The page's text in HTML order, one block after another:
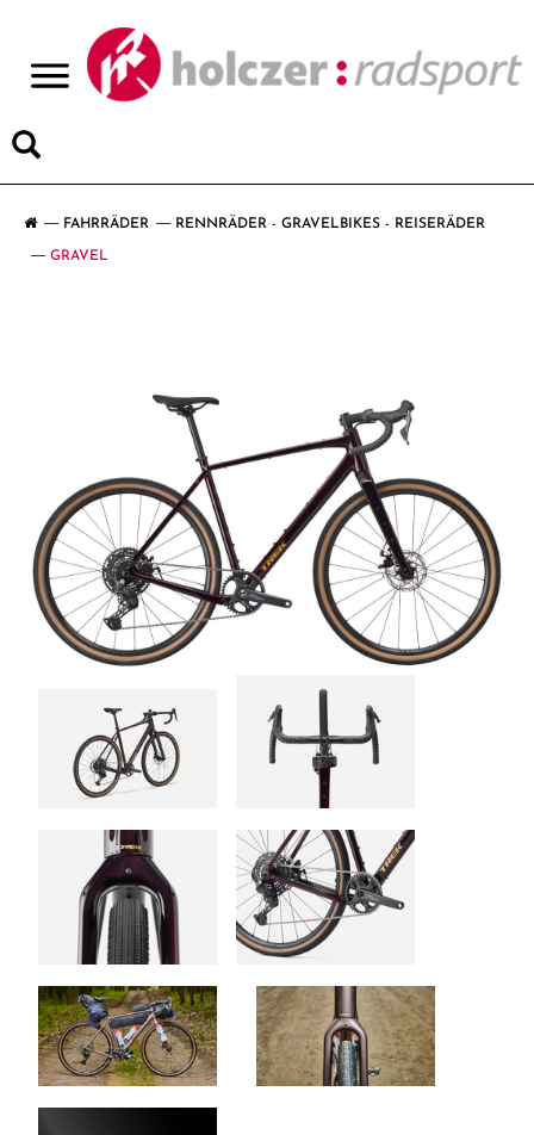
FAHRRÄDER RENNRÄDER - GRAVELBIKES - REISERÄDER
GRAVEL